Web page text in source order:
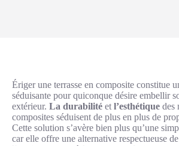
Ériger une terrasse en composite constitue
séduisante pour quiconque désire embellir
extérieur. La durabilité et l’esthétique des
composites séduisent de plus en plus de
Cette solution s’avère bien plus qu’une
car elle offre une alternative respectueuse de